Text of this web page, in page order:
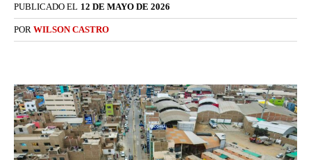
PUBLICADO EL 12 DE MAYO DE 2026
POR WILSON CASTRO